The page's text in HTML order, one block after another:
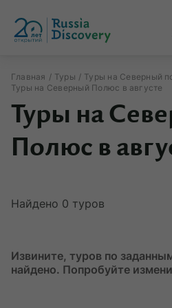
Индивидуальные
Главная Туры
Туры на Северный
Туры на Северный Полюс в августе
Туры на
Полюс в
Найдено 0 туров
Извините, туров по
найдено. Попробуйте